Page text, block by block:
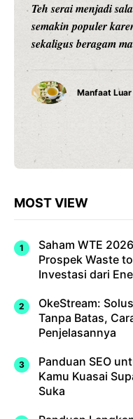
Teh serai menjadi
semakin populer
sekaligus beragam
Manfaat Luar
MOST VIEW
Saham WTE
Prospek Waste
Investasi dari
OkeStream:
Tanpa Batas,
Penjelasannya
Panduan SEO
Kamu Kuasai
Suka